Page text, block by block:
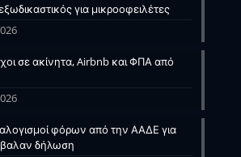
για μικροοφειλέτες
σε ακίνητα, Airbnb και ΦΠΑ από
φόρων από την ΑΑΔΕ για
δήλωση